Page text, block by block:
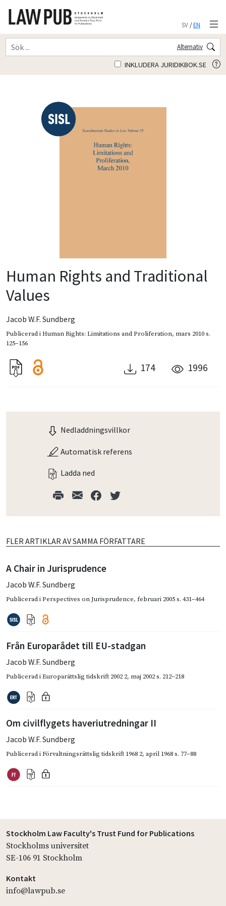
SV/EN
Alternativ
INKLUDERA JURIDIKBOK.SE
Human Rights and Traditional
Values
Jacob W.F. Sundberg
Publicerad iHuman Rights: Limitations and Proliferation, mars 2010s.
125–156
174 1996
Nedladdningsvillkor
Automatisk referens
Ladda ned
FLER ARTIKLAR AV SAMMA FÖRFATTARE
A Chair in Jurisprudence
Jacob W.F. Sundberg
Publicerad iPerspectives on Jurisprudence, februari 2005s. 431–464
Från Europarådet till EU-stadgan
Jacob W.F. Sundberg
Publicerad iEuroparättslig tidskrift 2002 2, maj 2002s. 212–218
Om civilflygets haveriutredningar II
Jacob W.F. Sundberg
Publicerad iFörvaltningsrättslig tidskrift 1968 2, april 1968s. 77–88
Stockholm Law Faculty's Trust Fund for Publications
Stockholms universitet
SE-106 91 Stockholm
Kontakt
info@lawpub.se